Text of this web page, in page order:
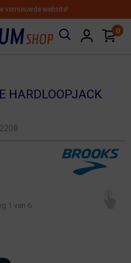
vernieuwde website!
0
HARDLOOPJACK
1 van 6